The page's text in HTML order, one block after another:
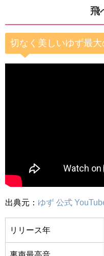
飛
切なく美しいゆず最大
出典元： ゆず 公式
リリース年